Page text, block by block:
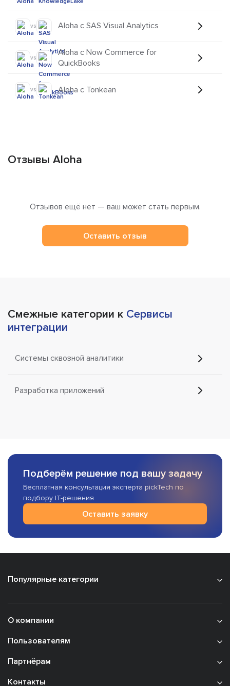
vs Aloha с SAS Visual Analytics
vs
Aloha с Now Commerce for
QuickBooks
vs Aloha с Tonkean
Отзывы Aloha
Отзывов ещё нет — ваш может стать первым.
Оставить отзыв
Смежные категории к Сервисы
интеграции
Системы сквозной аналитики
Разработка приложений
Подберём решение под вашу задачу
Бесплатная консультация эксперта pickTech по
подбору IT-решения
Оставить заявку
Популярные категории
О компании
Пользователям
Партнёрам
Контакты